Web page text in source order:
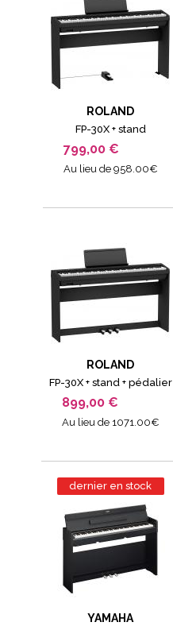
ROLAND
FP-30X + stand
799,00 €
Au lieu de 958.00€
ROLAND
FP-30X + stand + pédalier
899,00 €
Au lieu de 1071.00€
dernier en stock
YAMAHA